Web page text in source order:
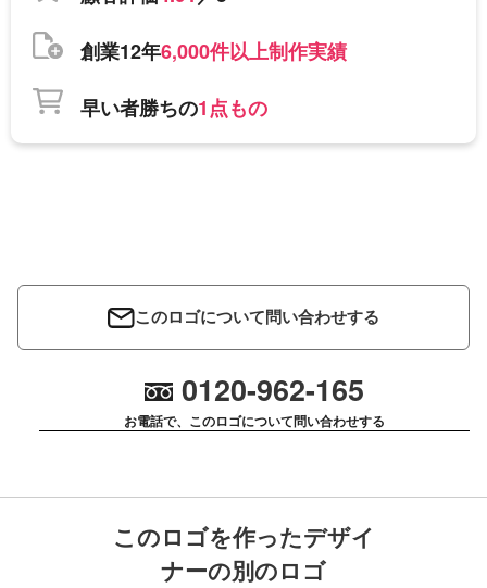
創業12年6,000件以上制作実績
早い者勝ちの1点もの
このロゴについて問い合わせする
0120-962-165
お電話で、このロゴについて問い合わせする
このロゴを作ったデザイ
ナーの別のロゴ